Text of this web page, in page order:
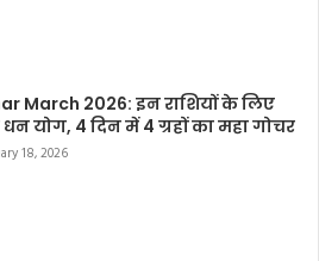
March 2026: इन राशियों के लिए
योग, 4 दिन में 4 ग्रहों का महा गोचर
18, 2026